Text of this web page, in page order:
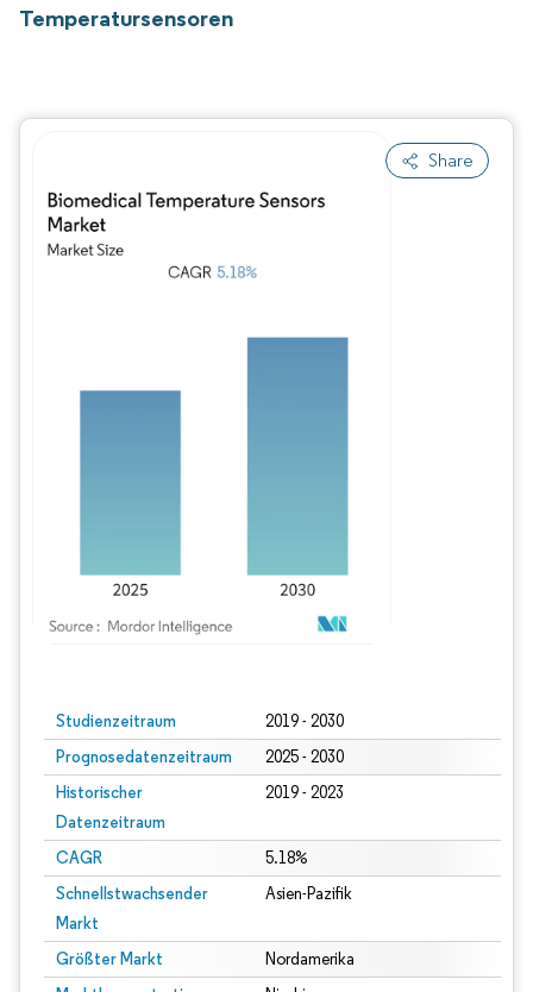
Temperatursensoren
Share
Studienzeitraum 2019 - 2030
Prognosedatenzeitraum 2025 - 2030
Historischer
Datenzeitraum
2019 - 2023
CAGR 5.18%
Schnellstwachsender
Markt
Asien-Pazifik
Größter Markt Nordamerika